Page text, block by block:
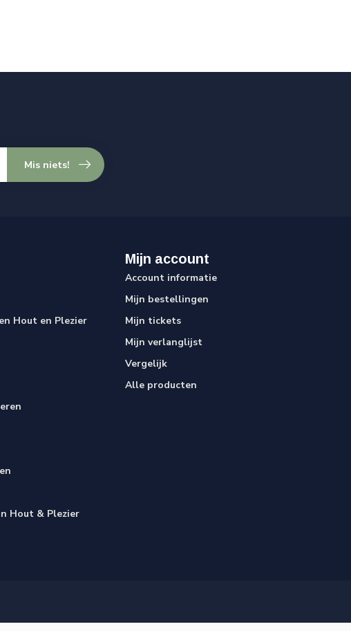
Mis niets!
Hout en Plezier
Hout & Plezier
Mijn account
Account informatie
Mijn bestellingen
Mijn tickets
Mijn verlanglijst
Vergelijk
Alle producten